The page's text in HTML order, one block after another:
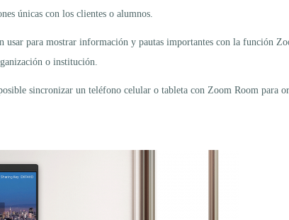
únicas con los clientes o alumnos.
para mostrar información y pautas importantes con la función
o institución.
sincronizar un teléfono celular o tableta con Zoom Room para